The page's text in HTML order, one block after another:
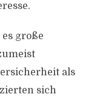
große
als
sich